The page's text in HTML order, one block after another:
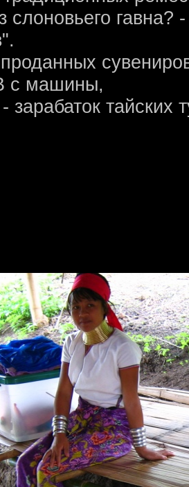
слоновьего
с машины,
зарабаток тайских